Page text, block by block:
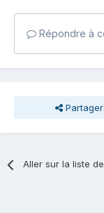
Répondre à
Partager
Aller sur la liste